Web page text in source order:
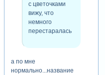
с цветочками
вижу, что
немного
перестаралась
а по мне
нормально...название